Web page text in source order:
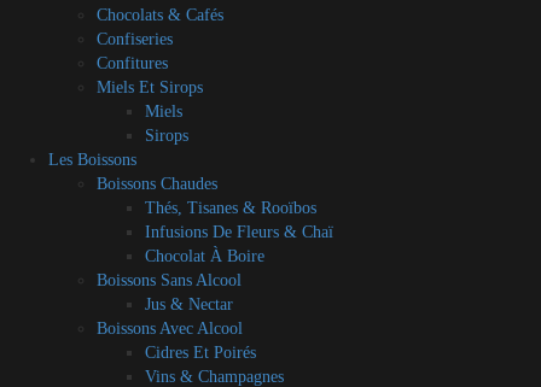
Chocolats & Cafés
Confiseries
Confitures
Miels Et Sirops
Miels
Sirops
Les Boissons
Boissons Chaudes
Thés, Tisanes & Rooïbos
Infusions De Fleurs & Chaï
Chocolat À Boire
Boissons Sans Alcool
Jus & Nectar
Boissons Avec Alcool
Cidres Et Poirés
Vins & Champagnes